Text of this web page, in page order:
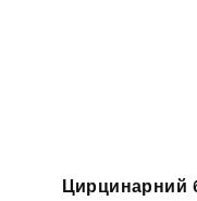
Цирцинарний